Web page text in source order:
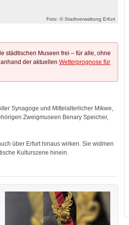
Foto: © Stadtverwaltung Erfurt
städtischen Museen frei – für alle, ohne
der aktuellen Wetterprognose für
Synagoge und Mittelalterlicher Mikwe,
Zweigmuseen Benary Speicher,
über Erfurt hinaus wirken. Sie widmen
Kulturszene hinein.